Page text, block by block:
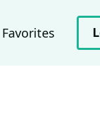
Favorites